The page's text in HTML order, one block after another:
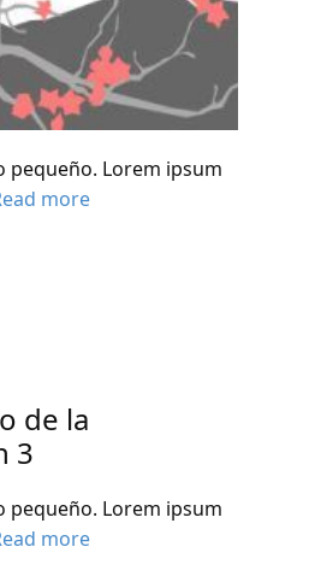
pequeño. Lorem ipsum
more
de la
3
pequeño. Lorem ipsum
more